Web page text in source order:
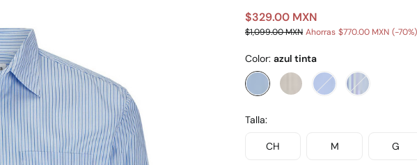
$329.00 MXN
$1,099.00 MXN Ahorras $770.00 MXN 70
Color: azul tinta
Talla:
CH M G